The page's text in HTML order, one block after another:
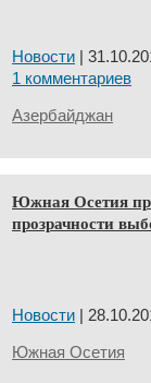
Новости |
1 комментариев
Азербайджан
Южная Осетия
прозрачности
Новости |
Южная Осетия